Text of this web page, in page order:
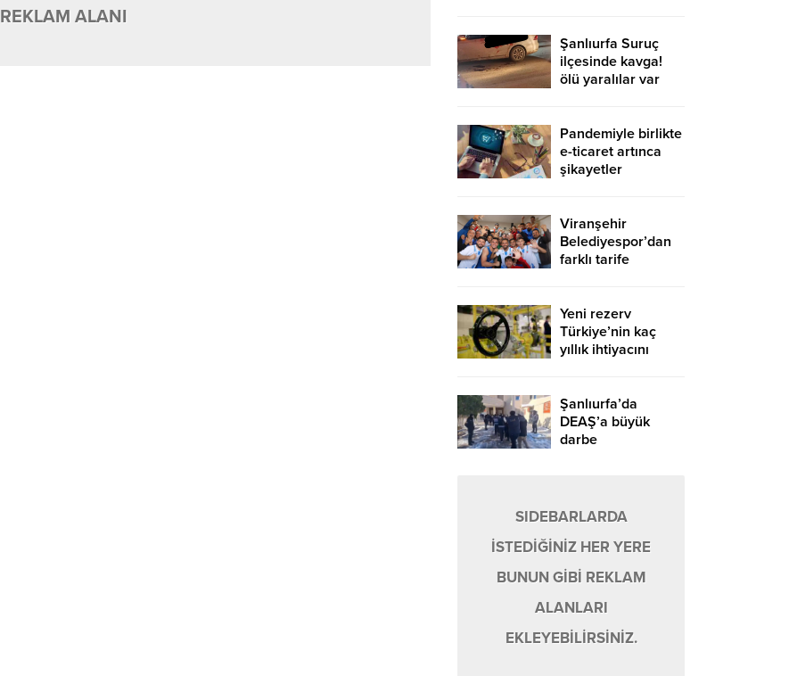
REKLAM ALANI
Şanlıurfa Suruç
ilçesinde kavga!
ölü yaralılar var
Pandemiyle birlikte
e-ticaret artınca
şikayetler
Viranşehir
Belediyespor’dan
farklı tarife
Yeni rezerv
Türkiye’nin kaç
yıllık ihtiyacını
Şanlıurfa’da
DEAŞ’a büyük
darbe
SIDEBARLARDA
İSTEDİĞİNİZ HER YERE
BUNUN GİBİ REKLAM
ALANLARI
EKLEYEBİLİRSİNİZ.